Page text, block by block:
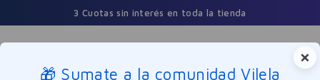
3 Cuotas sin interés en toda la tienda
×
🎁 Sumate a la comunidad Vilela